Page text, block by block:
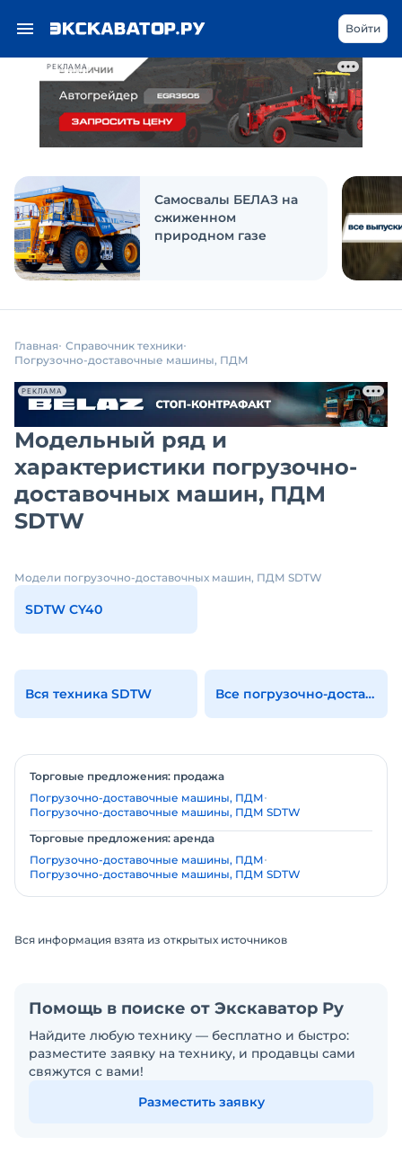
РЕКЛАМА
Войти
Самосвалы БЕЛАЗ на
сжиженном
природном газе
Главная Справочник техники
Погрузочно-доставочные машины, ПДМ
РЕКЛАМА
Модельный ряд и
характеристики погрузочно-
доставочных машин, ПДМ
SDTW
Модели погрузочно-доставочных машин, ПДМ SDTW
SDTW CY40
Вся техника SDTW Все погрузочно-доставочные машины, пдм
Торговые предложения: продажа
Погрузочно-доставочные машины, ПДМ
Погрузочно-доставочные машины, ПДМ SDTW
Торговые предложения: аренда
Погрузочно-доставочные машины, ПДМ
Погрузочно-доставочные машины, ПДМ SDTW
Вся информация взята из открытых источников
Помощь в поиске от Экскаватор Ру
Найдите любую технику — бесплатно и быстро:
разместите заявку на технику, и продавцы сами
свяжутся с вами!
Разместить заявку